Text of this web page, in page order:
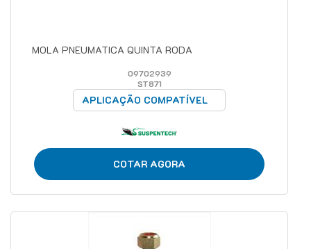
MOLA PNEUMATICA QUINTA RODA
09702939
ST871
APLICAÇÃO COMPATÍVEL
COTAR AGORA